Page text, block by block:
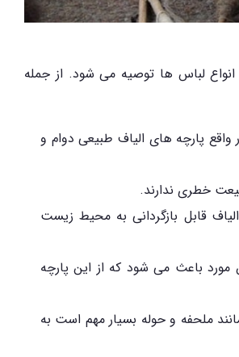
انواع لباس ها توصیه می شود. از جمله
پارچه های الیاف طبیعی دوام و
خطری ندارند.
قابل بازگردانی به محیط زیست
باعث می شود که از این پارچه
ملحفه و حوله بسیار مهم است به